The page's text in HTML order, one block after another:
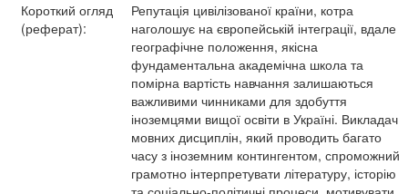
Короткий огляд
(реферат):
Репутація цивілізованої країни, котра
наголошує на європейській інтеграції, вдале
географічне положення, якісна
фундаментальна академічна школа та
помірна вартість навчання залишаються
важливими чинниками для здобуття
іноземцями вищої освіти в Україні. Викладач
мовних дисциплін, який проводить багато
часу з іноземним контингентом, спроможний
грамотно інтерпретувати літературу, історію